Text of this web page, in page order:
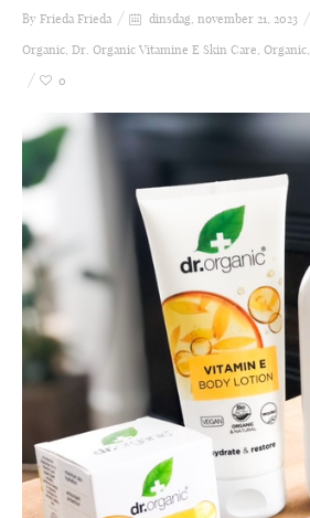
By Frieda Frieda dinsdag, november 21, 2023
Organic, Dr. Organic Vitamine E Skin Care, Organic,
0